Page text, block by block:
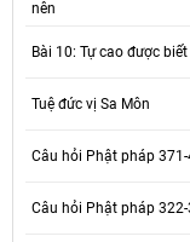
nên
Bài 10: Tự cao được
Tuệ đức vị Sa Môn
Câu hỏi Phật pháp 371-
Câu hỏi Phật pháp 322-